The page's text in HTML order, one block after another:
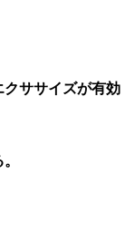
ササイズが有効